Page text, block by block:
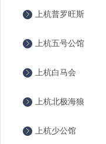
上杭普罗旺斯
上杭五号公馆
上杭白马会
上杭北极海狼
上杭少公馆